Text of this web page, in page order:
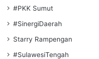
#PKK Sumut
#SinergiDaerah
Starry Rampengan
#SulawesiTengah